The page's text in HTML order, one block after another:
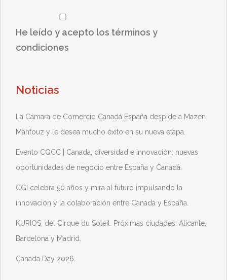
He leído y acepto los términos y
condiciones
Noticias
La Cámara de Comercio Canadá España despide a Mazen
Mahfouz y le desea mucho éxito en su nueva etapa.
Evento CQCC | Canadá, diversidad e innovación: nuevas
oportunidades de negocio entre España y Canadá.
CGI celebra 50 años y mira al futuro impulsando la
innovación y la colaboración entre Canadá y España.
KURIOS, del Cirque du Soleil. Próximas ciudades: Alicante,
Barcelona y Madrid.
Canada Day 2026.